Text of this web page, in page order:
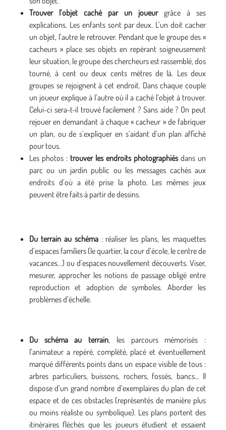
Trouver l’objet caché par un joueurgrâce à ses
explications. Les enfants sont par deux. L’un doit cacher
un objet, l’autre le retrouver. Pendant que le groupe des «
cacheurs » place ses objets en repérant soigneusement
leur situation, le groupe des chercheurs est rassemblé, dos
tourné, à cent ou deux cents mètres de là. Les deux
groupes se rejoignent à cet endroit. Dans chaque couple
un joueur explique à l’autre où il a caché l’objet à trouver.
Celui-ci sera-t-il trouvé facilement ? Sans aide ? On peut
rejouer en demandant à chaque « cacheur » de fabriquer
un plan, ou de s’expliquer en s’aidant d’un plan affiché
pour tous.
Les photos : trouver les endroits photographiésdans un
parc ou un jardin public ou les messages cachés aux
endroits d’où a été prise la photo. Les mêmes jeux
peuvent être faits à partir de dessins.
Du terrain au schéma: réaliser les plans, les maquettes
d’espaces familiers (le quartier, la cour d’école, le centre de
vacances...) ou d’espaces nouvellement découverts. Viser,
mesurer, approcher les notions de passage obligé entre
reproduction et adoption de symboles. Aborder les
problèmes d’échelle.
Du schéma au terrain, les parcours mémorisés :
l’animateur a repéré, complété, placé et éventuellement
marqué différents points dans un espace visible de tous :
arbres particuliers, buissons, rochers, fossés, bancs... Il
dispose d’un grand nombre d’exemplaires du plan de cet
espace et de ces obstacles (représentés de manière plus
ou moins réaliste ou symbolique). Les plans portent des
itinéraires fléchés que les joueurs étudient et essaient